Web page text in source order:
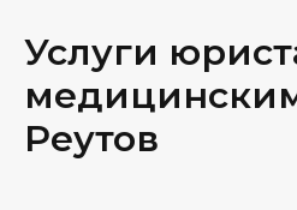
Услуги
Реутов